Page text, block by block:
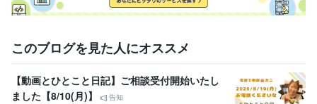
このブログを見た人にオススメ
【動画とひとこと日記】ご相談受付開始いたし
ました【8/10(月)】
告知